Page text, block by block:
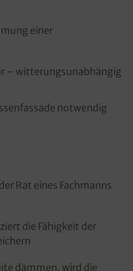
einer
– witterungsunabhängig
notwendig
Rat eines Fachmanns
die Fähigkeit der
dämmen, wird die